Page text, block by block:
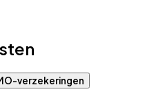
verzekeringen